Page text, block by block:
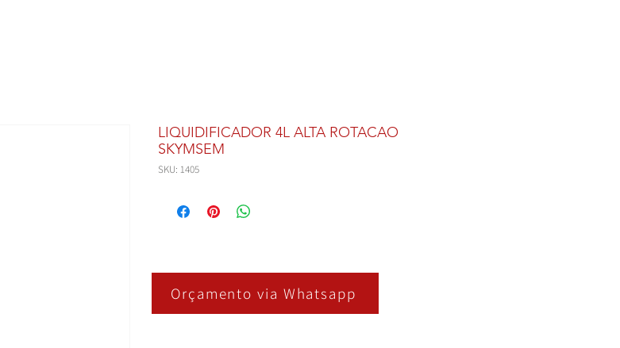
LIQUIDIFICADOR 4L ALTA ROTACAO
SKYMSEM
SKU: 1405
Orçamento via Whatsapp